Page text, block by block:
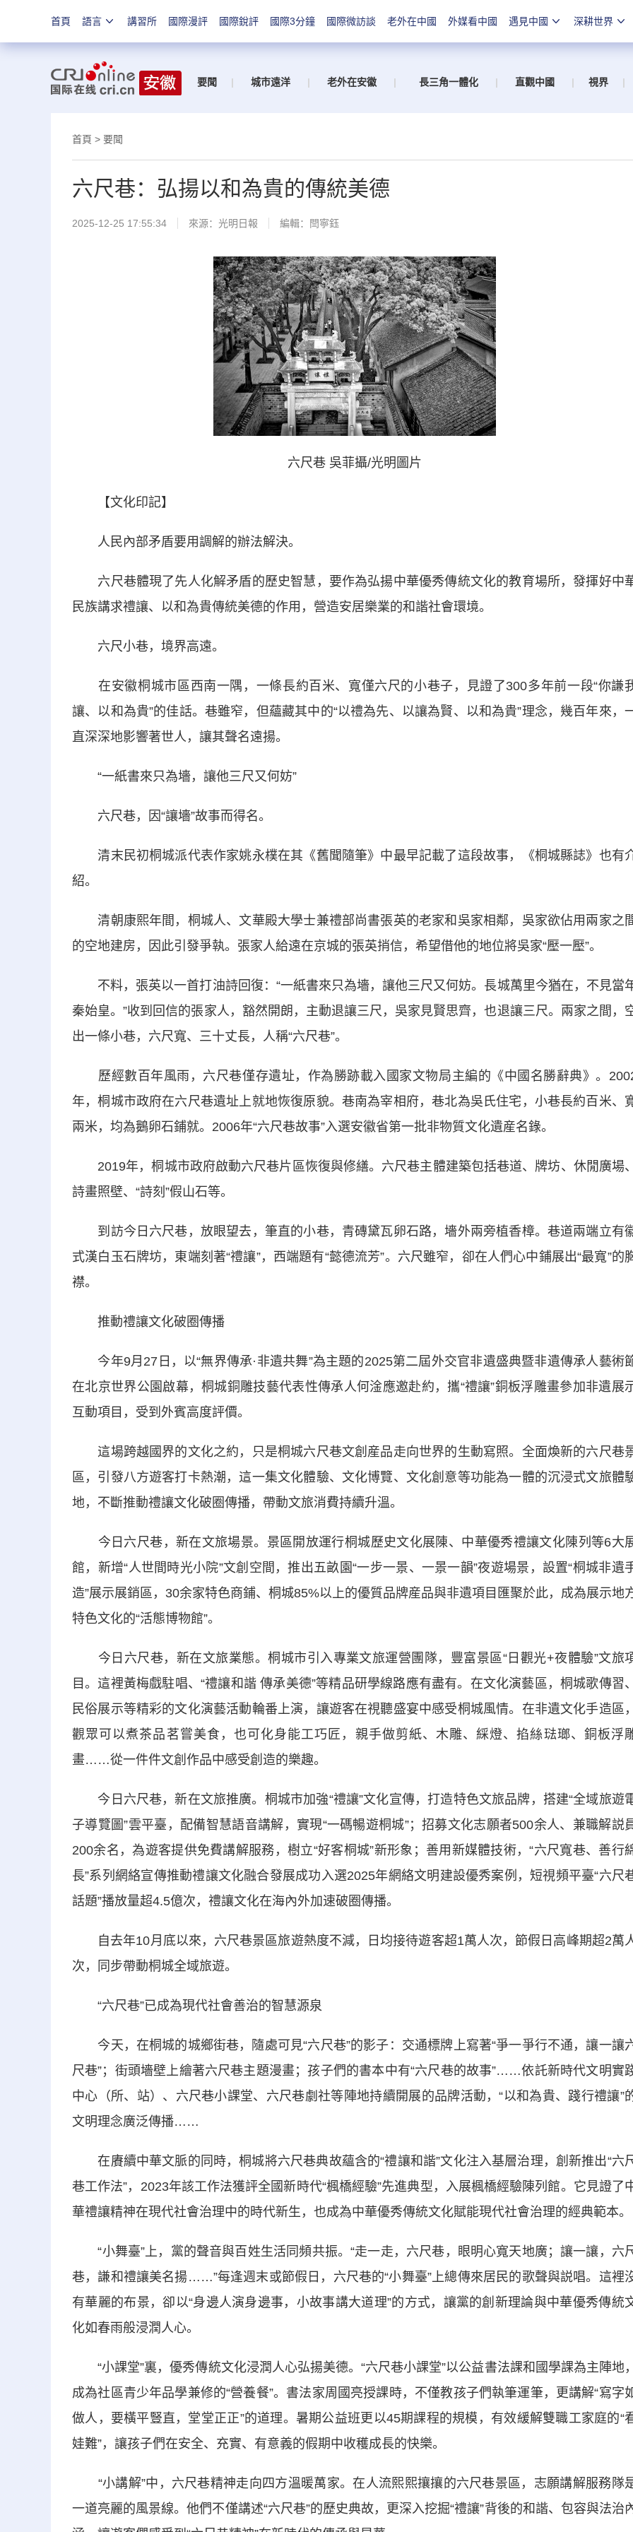
首頁 語言 講習所 國際漫評 國際銳評 國際3分鐘 國際微訪談 老外在中國 外媒看中國 遇見中國 深耕世界
要聞 | 城市遠洋 | 老外在安徽 | 長三角一體化 | 直觀中國 | 視界 |
首頁 > 要聞
六尺巷：弘揚以和為貴的傳統美德
2025-12-25 17:55:34 來源： 光明日報 編輯：閆寧鈺
六尺巷 吳菲攝/光明圖片
【文化印記】
人民內部矛盾要用調解的辦法解決。
六尺巷體現了先人化解矛盾的歷史智慧，要作為弘揚中華優秀傳統文化的教育場所，發揮好中
民族講求禮讓、以和為貴傳統美德的作用，營造安居樂業的和諧社會環境。
六尺小巷，境界高遠。
在安徽桐城市區西南一隅，一條長約百米、寬僅六尺的小巷子，見證了300多年前一段“你謙
讓、以和為貴”的佳話。巷雖窄，但蘊藏其中的“以禮為先、以讓為賢、以和為貴”理念，幾百年來，
直深深地影響著世人，讓其聲名遠揚。
“一紙書來只為墻，讓他三尺又何妨”
六尺巷，因“讓墻”故事而得名。
清末民初桐城派代表作家姚永樸在其《舊聞隨筆》中最早記載了這段故事，《桐城縣誌》也有
紹。
清朝康熙年間，桐城人、文華殿大學士兼禮部尚書張英的老家和吳家相鄰，吳家欲佔用兩家之
的空地建房，因此引發爭執。張家人給遠在京城的張英捎信，希望借他的地位將吳家“壓一壓”。
不料，張英以一首打油詩回復：“一紙書來只為墻，讓他三尺又何妨。長城萬里今猶在，不見當
秦始皇。”收到回信的張家人，豁然開朗，主動退讓三尺，吳家見賢思齊，也退讓三尺。兩家之間，
出一條小巷，六尺寬、三十丈長，人稱“六尺巷”。
歷經數百年風雨，六尺巷僅存遺址，作為勝跡載入國家文物局主編的《中國名勝辭典》。
年，桐城市政府在六尺巷遺址上就地恢復原貌。巷南為宰相府，巷北為吳氏住宅，小巷長約百米、
兩米，均為鵝卵石鋪就。2006年“六尺巷故事”入選安徽省第一批非物質文化遺産名錄。
2019年，桐城市政府啟動六尺巷片區恢復與修繕。六尺巷主體建築包括巷道、牌坊、休閒廣場、
詩畫照壁、“詩刻”假山石等。
到訪今日六尺巷，放眼望去，筆直的小巷，青磚黛瓦卵石路，墻外兩旁植香樟。巷道兩端立有
式漢白玉石牌坊，東端刻著“禮讓”，西端題有“懿德流芳”。六尺雖窄，卻在人們心中鋪展出“最寬”的
襟。
推動禮讓文化破圈傳播
今年9月27日，以“無界傳承·非遺共舞”為主題的2025第二屆外交官非遺盛典暨非遺傳承人藝術
在北京世界公園啟幕，桐城銅雕技藝代表性傳承人何淦應邀赴約，攜“禮讓”銅板浮雕畫參加非遺展
互動項目，受到外賓高度評價。
這場跨越國界的文化之約，只是桐城六尺巷文創産品走向世界的生動寫照。全面煥新的六尺巷
區，引發八方遊客打卡熱潮，這一集文化體驗、文化博覽、文化創意等功能為一體的沉浸式文旅體
地，不斷推動禮讓文化破圈傳播，帶動文旅消費持續升溫。
今日六尺巷，新在文旅場景。景區開放運行桐城歷史文化展陳、中華優秀禮讓文化陳列等6大
館，新增“人世間時光小院”文創空間，推出五畝園“一步一景、一景一韻”夜遊場景，設置“桐城非遺
造”展示展銷區，30余家特色商鋪、桐城85%以上的優質品牌産品與非遺項目匯聚於此，成為展示地
特色文化的“活態博物館”。
今日六尺巷，新在文旅業態。桐城市引入專業文旅運營團隊，豐富景區“日觀光+夜體驗”文旅
目。這裡黃梅戲駐唱、“禮讓和諧 傳承美德”等精品研學線路應有盡有。在文化演藝區，桐城歌傳習、
民俗展示等精彩的文化演藝活動輪番上演，讓遊客在視聽盛宴中感受桐城風情。在非遺文化手造區，
觀眾可以煮茶品茗嘗美食，也可化身能工巧匠，親手做剪紙、木雕、綵燈、掐絲琺瑯、銅板浮
畫……從一件件文創作品中感受創造的樂趣。
今日六尺巷，新在文旅推廣。桐城市加強“禮讓”文化宣傳，打造特色文旅品牌，搭建“全域旅遊
子導覽圖”雲平臺，配備智慧語音講解，實現“一碼暢遊桐城”；招募文化志願者500余人、兼職解説
200余名，為遊客提供免費講解服務，樹立“好客桐城”新形象；善用新媒體技術，“六尺寬巷、善行
長”系列網絡宣傳推動禮讓文化融合發展成功入選2025年網絡文明建設優秀案例，短視頻平臺“六尺
話題”播放量超4.5億次，禮讓文化在海內外加速破圈傳播。
自去年10月底以來，六尺巷景區旅遊熱度不減，日均接待遊客超1萬人次，節假日高峰期超2萬
次，同步帶動桐城全域旅遊。
“六尺巷”已成為現代社會善治的智慧源泉
今天，在桐城的城鄉街巷，隨處可見“六尺巷”的影子：交通標牌上寫著“爭一爭行不通，讓一讓
尺巷”；街頭墻壁上繪著六尺巷主題漫畫；孩子們的書本中有“六尺巷的故事”……依託新時代文明實
中心（所、站）、六尺巷小課堂、六尺巷劇社等陣地持續開展的品牌活動，“以和為貴、踐行禮讓”
文明理念廣泛傳播……
在賡續中華文脈的同時，桐城將六尺巷典故蘊含的“禮讓和諧”文化注入基層治理，創新推出“六
巷工作法”，2023年該工作法獲評全國新時代“楓橋經驗”先進典型，入展楓橋經驗陳列館。它見證了
華禮讓精神在現代社會治理中的時代新生，也成為中華優秀傳統文化賦能現代社會治理的經典範本。
“小舞臺”上，黨的聲音與百姓生活同頻共振。“走一走，六尺巷，眼明心寬天地廣；讓一讓，六
巷，謙和禮讓美名揚……”每逢週末或節假日，六尺巷的“小舞臺”上總傳來居民的歌聲與説唱。這裡
有華麗的布景，卻以“身邊人演身邊事，小故事講大道理”的方式，讓黨的創新理論與中華優秀傳統
化如春雨般浸潤人心。
“小課堂”裏，優秀傳統文化浸潤人心弘揚美德。“六尺巷小課堂”以公益書法課和國學課為主陣地，
成為社區青少年品學兼修的“營養餐”。書法家周國亮授課時，不僅教孩子們執筆運筆，更講解“寫字
做人，要橫平豎直，堂堂正正”的道理。暑期公益班更以45期課程的規模，有效緩解雙職工家庭的“
娃難”，讓孩子們在安全、充實、有意義的假期中收穫成長的快樂。
“小講解”中，六尺巷精神走向四方溫暖萬家。在人流熙熙攘攘的六尺巷景區，志願講解服務隊
一道亮麗的風景線。他們不僅講述“六尺巷”的歷史典故，更深入挖掘“禮讓”背後的和諧、包容與法治